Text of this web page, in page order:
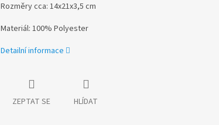
Rozměry cca: 14x21x3,5 cm
Materiál: 100% Polyester
Detailní informace
ZEPTAT SE HLÍDAT